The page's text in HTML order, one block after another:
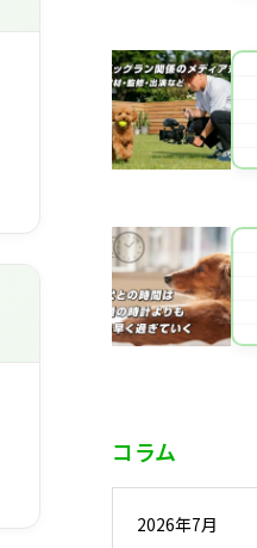
コラム
2026年7月